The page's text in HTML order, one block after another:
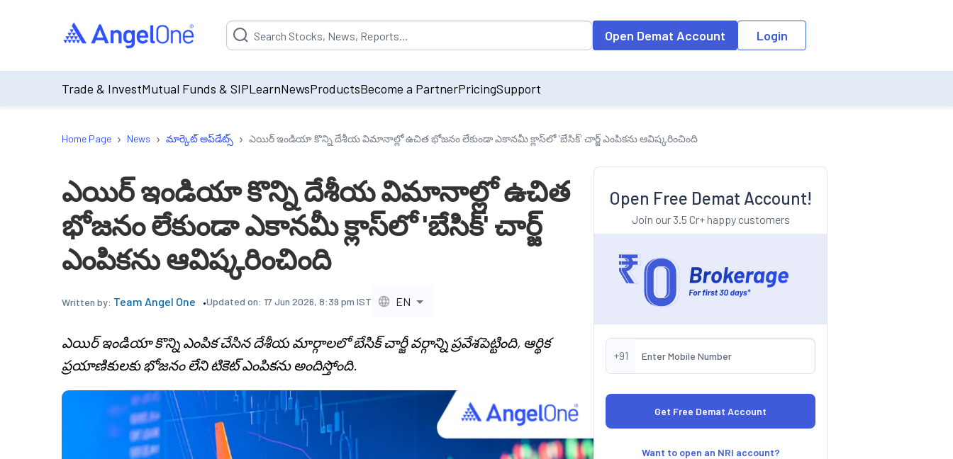
Suggestion will be populated by default on accessing the input field. On entering data into the input field, the suggestion list will be updated as per the
Open Demat Account Login
Trade & InvestMutual Funds & SIPLearnNewsProductsBecome a PartnerPricingSupport
Home Page › News › మార్కెట్ అప్‌డేట్స్ › ఎయిర్ ఇండియా కొన్ని దేశీయ విమానాల్లో ఉచిత భోజనం లేకుండా ఎకానమీ క్లాస్‌లో 'బేసిక్' చార్జ్ ఎంపికను ఆవిష్కరించింది
ఎయిర్ ఇండియా కొన్ని దేశీయ విమానాల్లో ఉచిత
భోజనం లేకుండా ఎకానమీ క్లాస్‌లో 'బేసిక్' చార్జ్
ఎంపికను ఆవిష్కరించింది
Written by: Team Angel One Updated on: 17 Jun 2026, 8:39 pm IST EN
ఎయిర్ ఇండియా కొన్ని ఎంపిక చేసిన దేశీయ మార్గాలలో బేసిక్ చార్జీ వర్గాన్ని ప్రవేశపెట్టింది, ఆర్థిక
ప్రయాణికులకు భోజనం లేని టికెట్ ఎంపికను అందిస్తోంది.
Open Free Demat Account!
Join our 3.5 Cr+ happy customers
+91
Want to open an NRI account?